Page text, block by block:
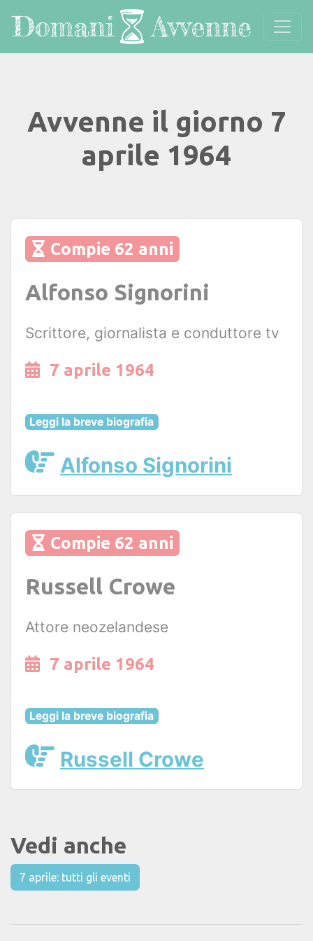
Avvenne il giorno 7
aprile 1964
Compie 62 anni
Alfonso Signorini
Scrittore, giornalista e conduttore tv
7 aprile 1964
Leggi la breve biografia
Alfonso Signorini
Compie 62 anni
Russell Crowe
Attore neozelandese
7 aprile 1964
Leggi la breve biografia
Russell Crowe
Vedi anche
7 aprile: tutti gli eventi